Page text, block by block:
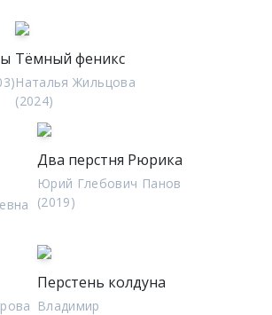
Тёмный феникс
Наталья Жильцова
(2024)
Два перстня Рюрика
Юрий Глебович Панов
(2019)
Перстень колдуна
Владимир